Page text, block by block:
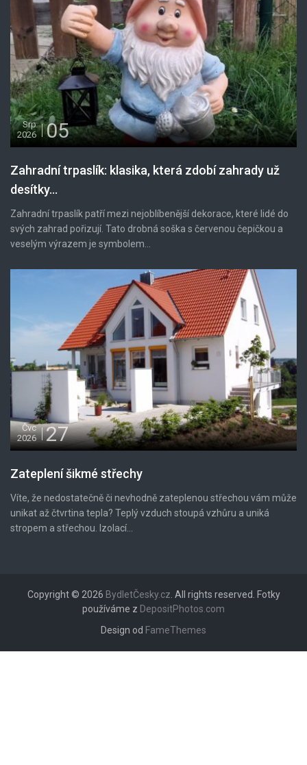
Srp
2026
05
Zahradní trpaslík: klasika, která zdobí zahrady už
desítky...
Zahradní trpaslík patří mezi nejoblíbenější dekorace, které lidé do
svých zahrad pořizují. Tato drobná soška s červenou čepičkou a
veselým výrazem je symbolem...
Čvc
2026
27
Zateplení šikmé střechy
Víte, že nedostatečně či nevhodně zateplenou střechou vám může
unikat až čtvrtina tepla? Teplý vzduch stoupá vzhůru a uniká
stropem a střechou. Izolací...
Copyright © 2026 BydletČesky.cz . All rights reserved. Fotky
používáme z DepositPhotos.com
Design od FameThemes